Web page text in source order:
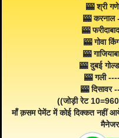
🎰 श्री
🎰
🎰
🎰 गोवा
🎰
🎰 दुबई
🎰 गली
🎰
((जोड़ी रेट
माँ क़सम पेमेंट में कोई दिक्कत नहीं
मैनेजर